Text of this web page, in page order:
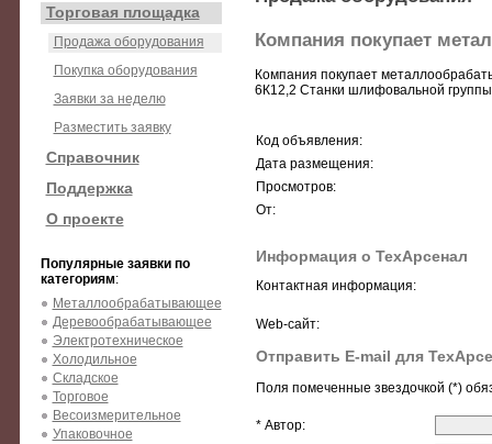
Торговая площадка
Продажа оборудования
Покупка оборудования
Заявки за неделю
Разместить заявку
Справочник
Поддержка
О проекте
Популярные заявки по
категориям:
Металлообрабатывающее
Деревообрабатывающее
Электротехническое
Холодильное
Складское
Торговое
Весоизмерительное
Упаковочное
Компания покупает
Компания покупает
6К12,2 Станки шлифовальной
Код объявления:
Дата размещения:
Просмотров:
От:
Информация о ТехАрсенал
Контактная информация:
Web-сайт:
Отправить E-mail для
Поля помеченные звездочкой (*)
* Автор: